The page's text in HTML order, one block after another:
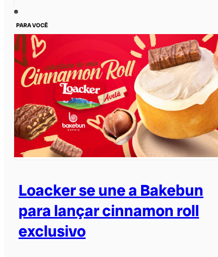
PARA VOCÊ
Loacker se une a Bakebun
para lançar cinnamon roll
exclusivo